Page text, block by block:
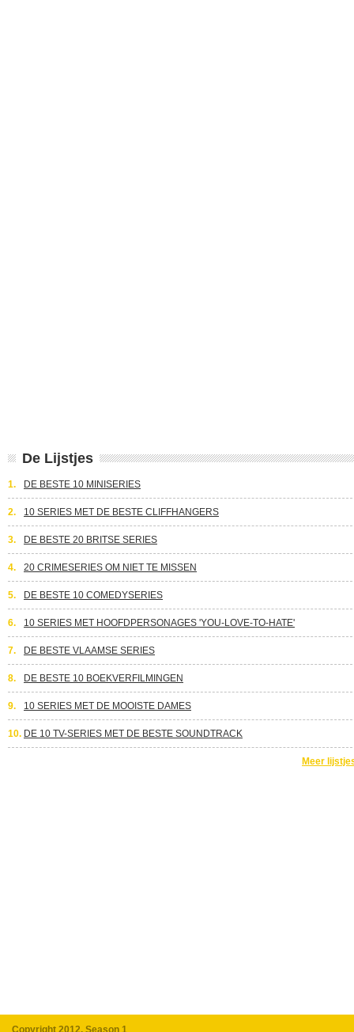
De Lijstjes
1. DE BESTE 10 MINISERIES
2. 10 SERIES MET DE BESTE CLIFFHANGERS
3. DE BESTE 20 BRITSE SERIES
4. 20 CRIMESERIES OM NIET TE MISSEN
5. DE BESTE 10 COMEDYSERIES
6. 10 SERIES MET HOOFDPERSONAGES 'YOU-LOVE-TO-HATE'
7. DE BESTE VLAAMSE SERIES
8. DE BESTE 10 BOEKVERFILMINGEN
9. 10 SERIES MET DE MOOISTE DAMES
10. DE 10 TV-SERIES MET DE BESTE SOUNDTRACK
Meer
Copyright 2012, Season 1